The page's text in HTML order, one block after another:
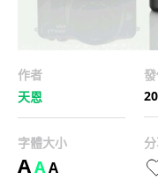
作者
天恩
字體大小
AAA